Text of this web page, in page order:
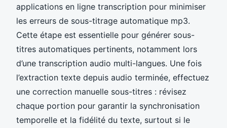
applications en ligne transcription pour minimiser
les erreurs de sous-titrage automatique mp3.
Cette étape est essentielle pour générer sous-
titres automatiques pertinents, notamment lors
d’une transcription audio multi-langues. Une fois
l’extraction texte depuis audio terminée, effectuez
une correction manuelle sous-titres : révisez
chaque portion pour garantir la synchronisation
temporelle et la fidélité du texte, surtout si le